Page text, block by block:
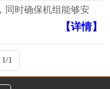
同时确保机组能够安
【详情】
1/1